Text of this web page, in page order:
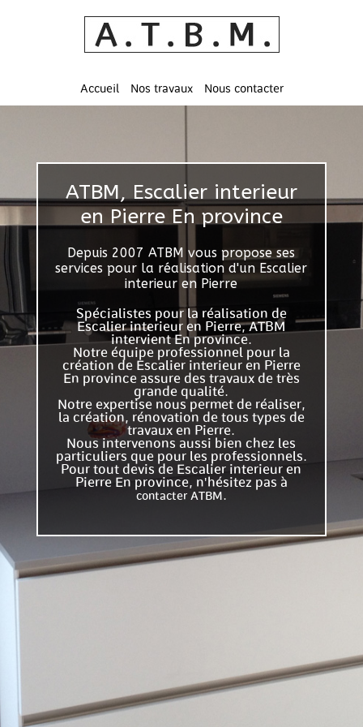
Accueil Nos travaux Nous contacter
ATBM, Escalier interieur
en Pierre En province
Depuis 2007 ATBM vous propose ses
services pour la réalisation d'un Escalier
interieur en Pierre
Spécialistes pour la réalisation de
Escalier interieur en Pierre, ATBM
intervient En province.
Notre équipe professionnel pour la
création de Escalier interieur en Pierre
En province assure des travaux de très
grande qualité.
Notre expertise nous permet de réaliser,
la création, rénovation de tous types de
travaux en Pierre.
Nous intervenons aussi bien chez les
particuliers que pour les professionnels.
Pour tout devis de Escalier interieur en
Pierre En province, n'hésitez pas à
contacter ATBM.